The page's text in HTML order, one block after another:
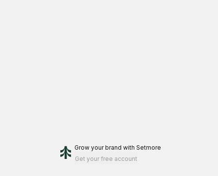
Grow your brand with Setmore
Get your free account